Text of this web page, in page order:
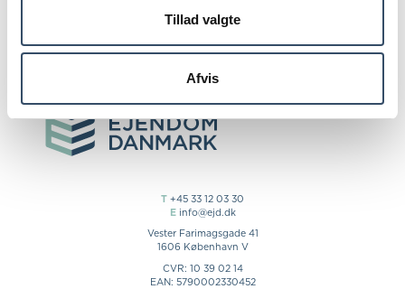
Tillad valgte
Afvis
T +45 33 12 03 30
Einfo@ejd.dk
Vester Farimagsgade 41
1606 København V
CVR: 10 39 02 14
EAN: 5790002330452